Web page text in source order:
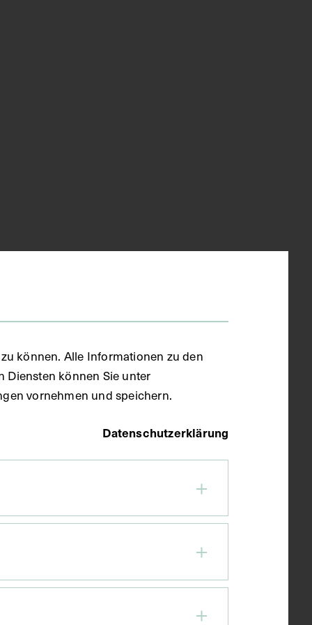
können. Alle Informationen zu den
Diensten können Sie unter
vornehmen und speichern.
Datenschutzerklärung